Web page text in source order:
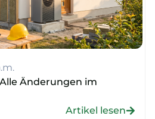
Änderungen im
Artikel lesen